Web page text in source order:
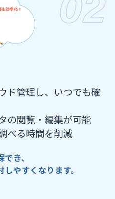
ド管理し、いつでも確
の閲覧・編集が可能
べる時間を削減
き、
やすくなります。